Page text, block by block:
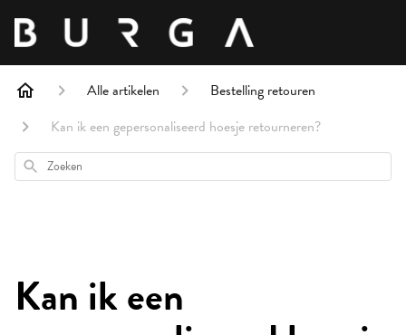
Alle artikelen
Bestelling retouren
Kan ik een gepersonaliseerd hoesje retourneren?
Zoeken
Kan ik een